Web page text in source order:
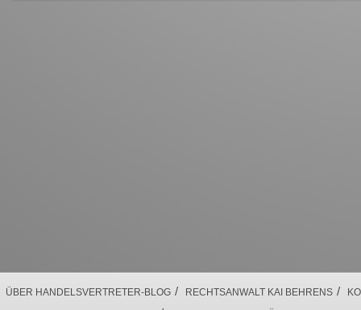
ÜBER HANDELSVERTRETER-BLOG / RECHTSANWALT KAI BEHRENS /